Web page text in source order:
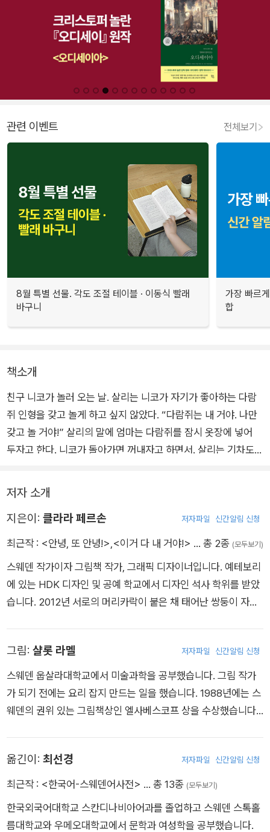
관련 이벤트 전체보기
8월 특별 선물. 각도 조절 테이블 · 이동식 빨래
바구니
가장 빠르
합
책소개
친구 니코가 놀러 오는 날. 살리는 니코가 자기가 좋아하는 다람
쥐 인형을 갖고 놀게 하고 싶지 않았다. “다람쥐는 내 거야. 나만
갖고 놀 거야!” 살리의 말에 엄마는 다람쥐를 잠시 옷장에 넣어
두자고 한다. 니코가 돌아가면 꺼내자고 하면서. 살리는 기차도
는 침대도 강아지 그림 액자도 정말로 좋아하는 레고 성도 모두
옷장에 넣는다.
그뿐만 아니라 텔레비전도 소파도 화분도 욕조도 세면대도 양변
많은 것을 좋아해서 좋아하는 모든 것을 숨기느라 바빴다. 게다가
니코가 엄마랑 놀까봐, 결국 엄마도 옷장에 숨겨버린다. 니코가
도착하자 모든 것이 절정에 달하고, 살리는 다른 친구 에바가 니
저자 소개
지은이: 클라라 페르손 저자파일 신간알림 신청
최근작 : <안녕, 또 안녕!> <이거 다 내 거야!> … 총 2종 (모두보기)
스웨덴 작가이자 그림책 작가, 그래픽 디자이너입니다. 예테보리
에 있는 HDK 디자인 및 공예 학교에서 디자인 석사 학위를 받았
습니다. 2012년 서로의 머리카락이 붙은 채 태어난 쌍둥이 자매
0년에 아스트리드 린드그렌 추모문학상 후보에 올랐습니다. 우
리나라에 소개된 그림책으로는 『이거 다 내 거 야!』 가 있습니다.
그림: 샬롯 라멜 저자파일 신간알림 신청
스웨덴 웁살라대학교에서 미술과학을 공부했습니다. 그림 작가
가 되기 전에는 요리 잡지 만드는 일을 했습니다. 1988년에는 스
웨덴의 권위 있는 그림책상인 엘사베스코프 상을 수상했습니다.
다』 등이 있습니다.
옮긴이: 최선경 저자파일 신간알림 신청
최근작 : <한국어-스웨덴어사전> … 총 13종 (모두보기)
한국외국어대학교 스칸디나비아어과를 졸업하고 스웨덴 스톡홀
름대학교와 우메오대학교에서 문학과 여성학을 공부했습니다.